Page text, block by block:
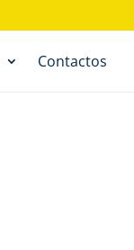
Contactos